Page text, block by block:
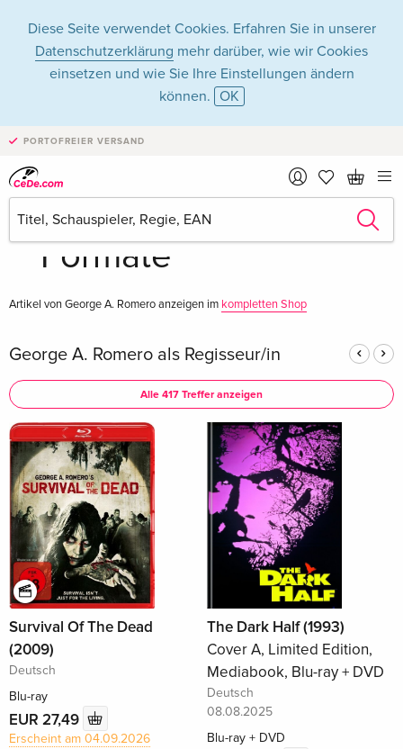
Diese Seite verwendet Cookies. Erfahren Sie in unserer
Datenschutzerklärung mehr darüber, wie wir Cookies
einsetzen und wie Sie Ihre Einstellungen ändern
können. OK
PORTOFREIER VERSAND
George A. Romero
in Filme - Alle
Formate
Artikel von George A. Romero anzeigen im kompletten Shop
George A. Romero als Regisseur/in
Alle 417 Treffer anzeigen
Survival Of The Dead
(2009)
Deutsch
Blu-ray
EUR 27,49
Erscheint am 04.09.2026
The Dark Half (1993)
Cover A, Limited Edition,
Mediabook, Blu-ray + DVD
Deutsch
08.08.2025
Blu-ray + DVD